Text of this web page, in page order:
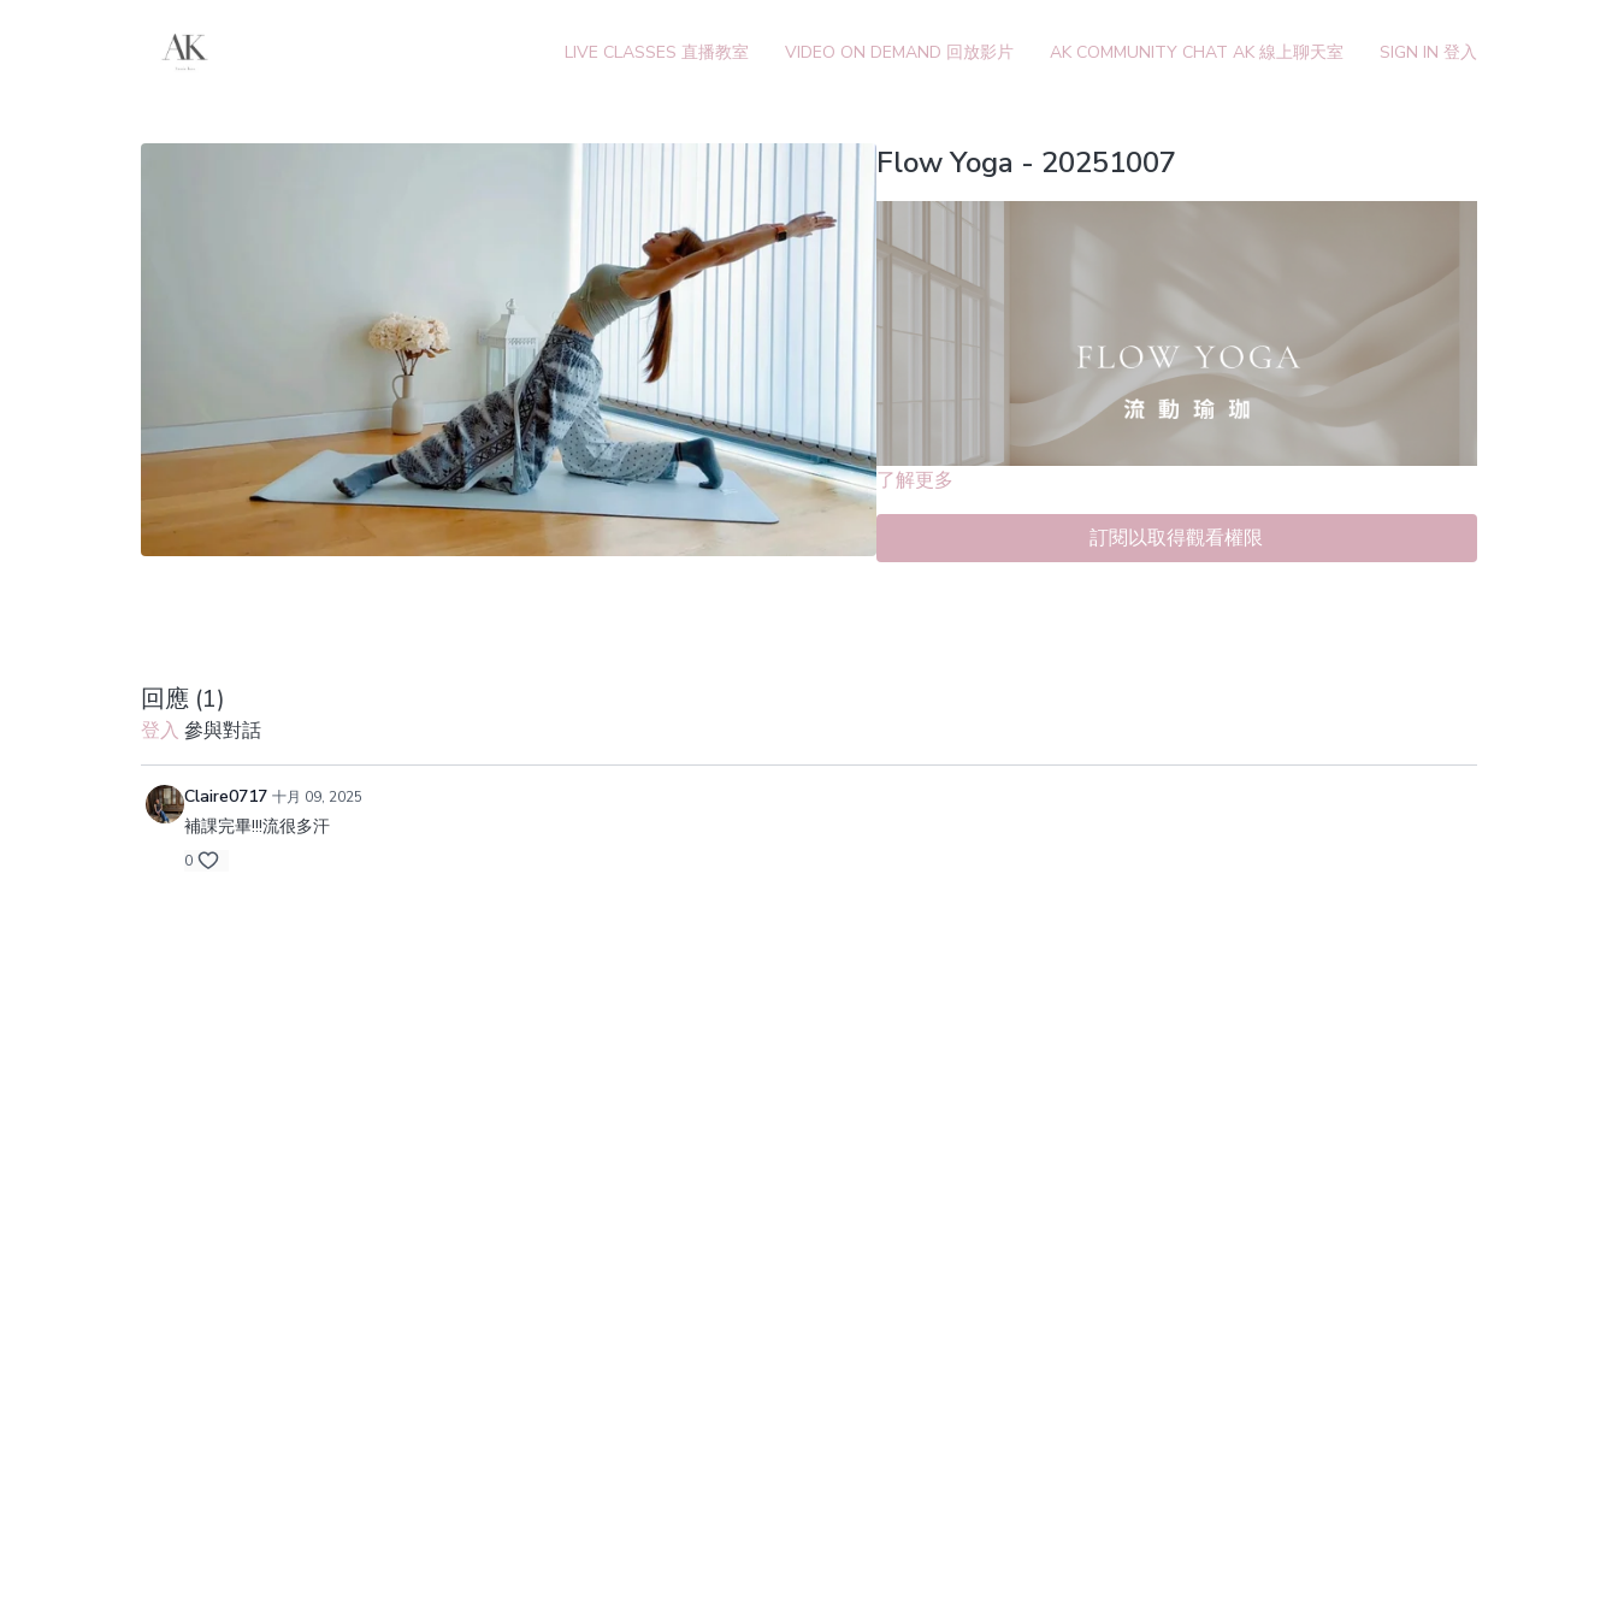
LIVE CLASSES 直播教室 VIDEO ON DEMAND 回放影片 AK COMMUNITY CHAT AK 線上聊天室 SIGN IN 登入
Flow Yoga - 20251007
了解更多
訂閱以取得觀看權限
回應 (1)
登入 參與對話
Claire0717 十月 09, 2025
補課完畢!!!流很多汗
0